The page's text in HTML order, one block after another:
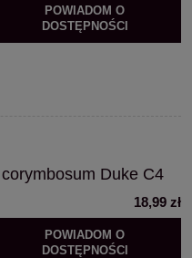
POWIADOM O
DOSTĘPNOŚCI
Duke C4
18,99 zł
POWIADOM O
DOSTĘPNOŚCI